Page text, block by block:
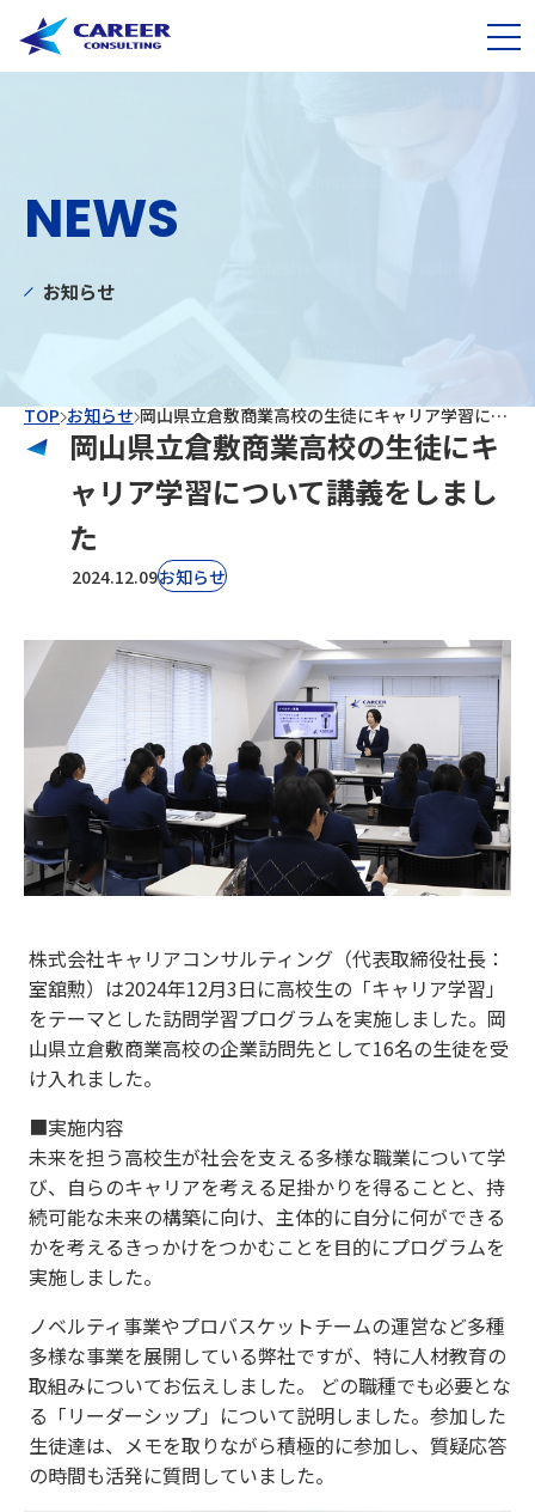
NEWS
お知らせ
TOP お知らせ 岡山県立倉敷商業高校の生徒にキャリア学習について講義をしました
岡山県立倉敷商業高校の生徒にキ
ャリア学習について講義をしまし
た
2024.12.09お知らせ
株式会社キャリアコンサルティング（代表取締役社長：
室舘勲）は2024年12月3日に高校生の「キャリア学習」
をテーマとした訪問学習プログラムを実施しました。岡
山県立倉敷商業高校の企業訪問先として16名の生徒を受
け入れました。
■実施内容
未来を担う高校生が社会を支える多様な職業について学
び、自らのキャリアを考える足掛かりを得ることと、持
続可能な未来の構築に向け、主体的に自分に何ができる
かを考えるきっかけをつかむことを目的にプログラムを
実施しました。
ノベルティ事業やプロバスケットチームの運営など多種
多様な事業を展開している弊社ですが、特に人材教育の
取組みについてお伝えしました。 どの職種でも必要とな
る「リーダーシップ」について説明しました。参加した
生徒達は、メモを取りながら積極的に参加し、質疑応答
の時間も活発に質問していました。